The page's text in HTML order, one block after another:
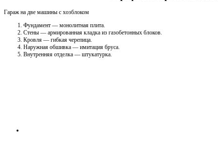
Гараж на две машины с хозблоком
Фундамент — монолитная плита.
Стены — армированная кладка из газобетонных блоков.
Кровля — гибкая черепица.
Наружная обшивка — имитация бруса.
Внутренняя отделка — штукатурка.